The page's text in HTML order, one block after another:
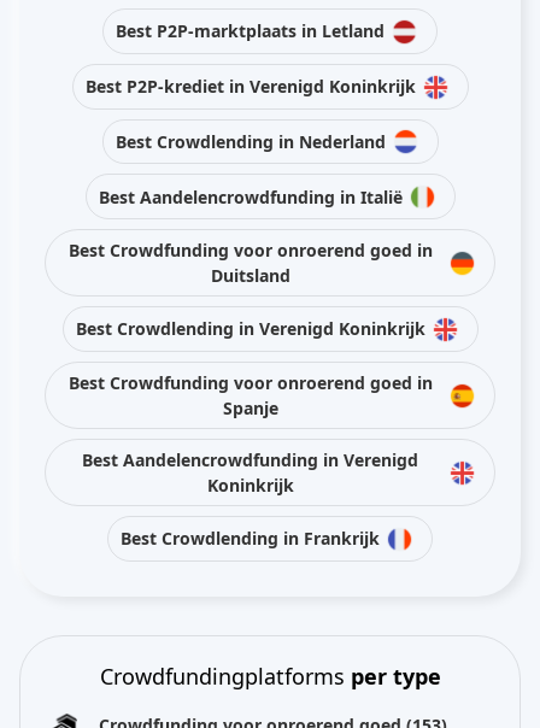
Best P2P-marktplaats in Letland
Best P2P-krediet in Verenigd Koninkrijk
Best Crowdlending in Nederland
Best Aandelencrowdfunding in Italië
Best Crowdfunding voor onroerend goed in
Duitsland
Best Crowdlending in Verenigd Koninkrijk
Best Crowdfunding voor onroerend goed in
Spanje
Best Aandelencrowdfunding in Verenigd
Koninkrijk
Best Crowdlending in Frankrijk
Crowdfundingplatforms per type